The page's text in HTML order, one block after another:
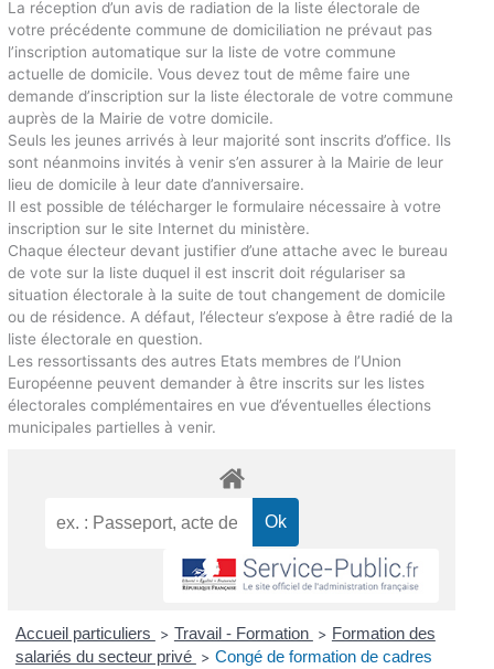
La réception d’un avis de radiation de la liste électorale de
votre précédente commune de domiciliation ne prévaut pas
l’inscription automatique sur la liste de votre commune
actuelle de domicile. Vous devez tout de même faire une
demande d’inscription sur la liste électorale de votre commune
auprès de la Mairie de votre domicile.
Seuls les jeunes arrivés à leur majorité sont inscrits d’office. Ils
sont néanmoins invités à venir s’en assurer à la Mairie de leur
lieu de domicile à leur date d’anniversaire.
Il est possible de télécharger le formulaire nécessaire à votre
inscription sur le site Internet du ministère.
Chaque électeur devant justifier d’une attache avec le bureau
de vote sur la liste duquel il est inscrit doit régulariser sa
situation électorale à la suite de tout changement de domicile
ou de résidence. A défaut, l’électeur s’expose à être radié de la
liste électorale en question.
Les ressortissants des autres Etats membres de l’Union
Européenne peuvent demander à être inscrits sur les listes
électorales complémentaires en vue d’éventuelles élections
municipales partielles à venir.
Accueil particuliers > Travail - Formation > Formation des
salariés du secteur privé > Congé de formation de cadres